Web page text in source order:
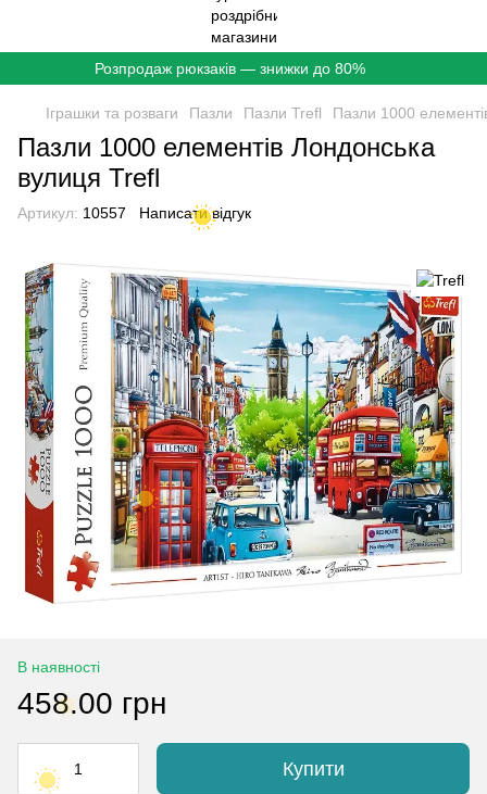
Розпродаж рюкзаків — знижки до 80%
Іграшки та розваги Пазли Пазли Trefl Пазли 1000
Пазли 1000 елементів Лондонська
вулиця Trefl
Артикул: 10557 Написати відгук
В наявності
458.00 грн
Купити